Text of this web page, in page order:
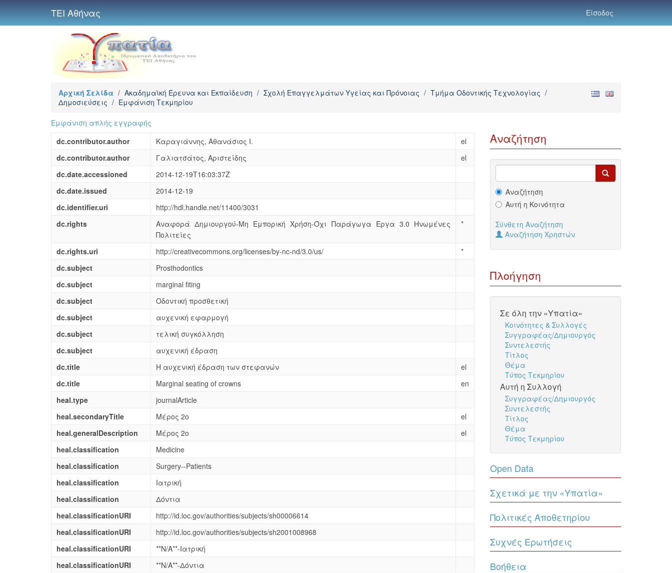
ΤΕΙ Αθήνας Είσοδος
Αρχική Σελίδα / Ακαδημαϊκή Έρευνα και Εκπαίδευση / Σχολή Επαγγελμάτων Υγείας και Πρόνοιας / Τμήμα Οδοντικής Τεχνολογίας /
Δημοσιεύσεις / Εμφάνιση Τεκμηρίου
Εμφάνιση απλής εγγραφής
dc.contributor.author
Καραγιάννης, Αθανάσιος Ι.
el
dc.contributor.author
Γαλιατσάτος, Αριστείδης
el
dc.date.accessioned
2014-12-19T16:03:37Z
dc.date.issued
2014-12-19
dc.identifier.uri
http://hdl.handle.net/11400/3031
dc.rights
Αναφορά Δημιουργού-Μη Εμπορική Χρήση-Όχι Παράγωγα Έργα 3.0 Ηνωμένες
Πολιτείες
*
dc.rights.uri http://creativecommons.org/licenses/by-nc-nd/3.0/us/
*
dc.subject
Prosthodontics
dc.subject
marginal fiting
dc.subject
Οδοντική προσθετική
dc.subject
αυχενική εφαρμογή
dc.subject
τελική συγκόλληση
dc.subject
αυχενική έδραση
dc.title
Η αυχενική έδραση των στεφανών
el
dc.title
Marginal seating of crowns
en
heal.type
journalArticle
heal.secondaryTitle
Μέρος 2ο
el
heal.generalDescription
Μέρος 2ο
el
heal.classification
Medicine
heal.classification
Surgery--Patients
heal.classification
Ιατρική
heal.classification
Δόντια
heal.classificationURI
http://id.loc.gov/authorities/subjects/sh00006614
heal.classificationURI
http://id.loc.gov/authorities/subjects/sh2001008968
heal.classificationURI
**N/A**-Ιατρική
heal.classificationURI
**N/A**-Δόντια
Αναζήτηση
Αναζήτηση
Αυτή η Κοινότητα
Σύνθετη Αναζήτηση
Αναζήτηση Χρηστών
Πλοήγηση
Σε όλη την «Υπατία»
Κοινότητες & Συλλογές
Συγγραφέας/Δημιουργός
Συντελεστής
Τίτλος
Θέμα
Τύπος Τεκμηρίου
Αυτή η Συλλογή
Συγγραφέας/Δημιουργός
Συντελεστής
Τίτλος
Θέμα
Τύπος Τεκμηρίου
Open Data
Σχετικά με την «Υπατία»
Πολιτικές Αποθετηρίου
Συχνές Ερωτήσεις
Βοήθεια